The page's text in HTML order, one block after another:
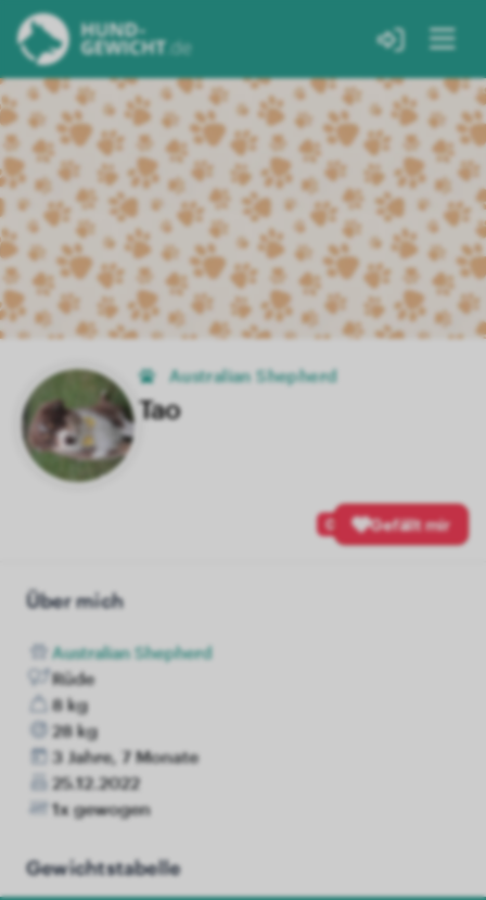
Australian Shepherd
Tao
0 Gefällt mir
Über mich
Australian Shepherd
Rüde
8 kg
28 kg
3 Jahre, 7 Monate
25.12.2022
1x gewogen
Gewichtstabelle